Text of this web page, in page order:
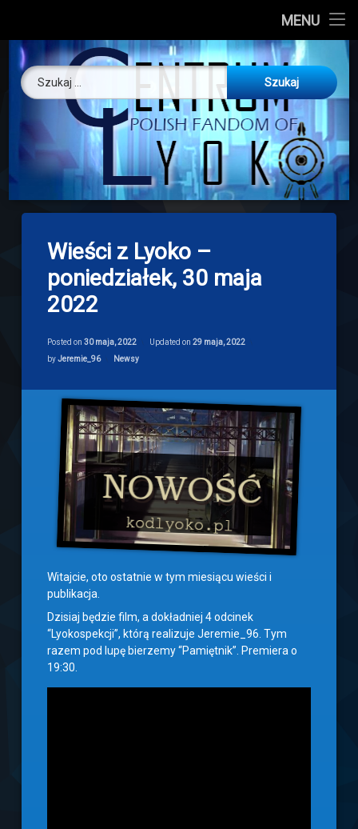
MENU
About us
O nas
Artykuły
Discord
Drogowskaz
Download
Skip
content
Centrum
Szukaj:
Wieści z Lyoko –
poniedziałek, 30 maja
2022
Posted on30 maja, 2022 Updated on29 maja, 2022
byJeremie_96 Categories:
Newsy
Witajcie, oto ostatnie w tym miesiącu wieści i
publikacja.
Dzisiaj będzie film, a dokładniej 4 odcinek
“Lyokospekcji”, którą realizuje Jeremie_96. Tym
razem pod lupę bierzemy “Pamiętnik”. Premiera o
19:30.